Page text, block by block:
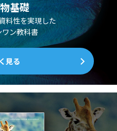
基礎
料性を実現した
ン教科書
見る